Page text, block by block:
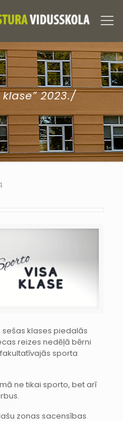
2023./
klases piedalās
reizes nedēļā bērni
sporta
ne tikai sporto, bet arī
zonas sacensības